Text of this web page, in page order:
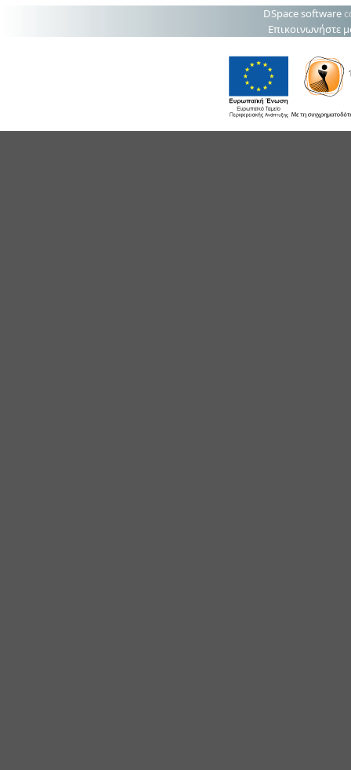
DSpace software
Επικοινωνήστε